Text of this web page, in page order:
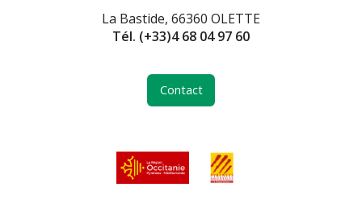
La Bastide, 66360 OLETTE
Tél. (+33)4 68 04 97 60
Contact